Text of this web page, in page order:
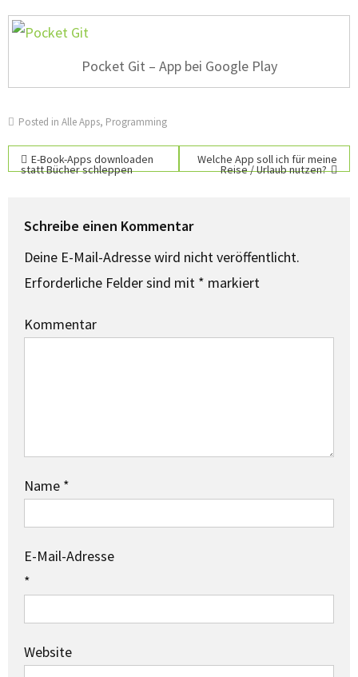
Pocket Git – App bei Google Play
Posted in Alle Apps, Programming
E-Book-Apps downloaden
statt Bücher schleppen
Welche App soll ich für meine
Reise / Urlaub nutzen?
Schreibe einen Kommentar
Deine E-Mail-Adresse wird nicht veröffentlicht.
Erforderliche Felder sind mit * markiert
Kommentar
Name *
E-Mail-Adresse
*
Website